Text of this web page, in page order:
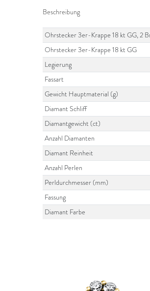
Beschreibung
Ohrstecker 3er-Krappe 18 kt GG, 2
Ohrstecker 3er-Krappe 18 kt GG
Legierung
Fassart
Gewicht Hauptmaterial (g)
Diamant Schliff
Diamantgewicht (ct)
Anzahl Diamanten
Diamant Reinheit
Anzahl Perlen
Perldurchmesser (mm)
Fassung
Diamant Farbe